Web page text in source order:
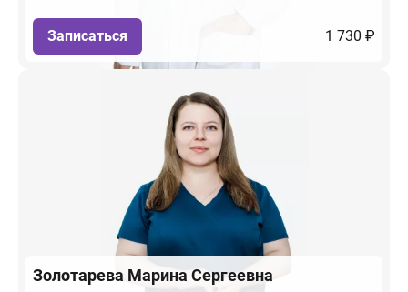
Записаться 1 730 ₽
Золотарева Марина Сергеевна